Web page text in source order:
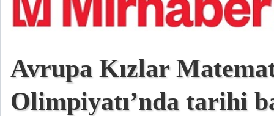
Avrupa Kızlar
Olimpiyatı’nda tarihi